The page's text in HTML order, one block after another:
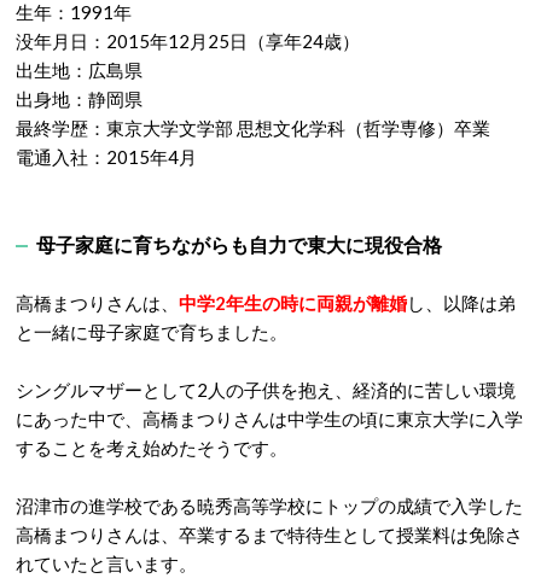
生年：1991年
没年月日：2015年12月25日（享年24歳）
出生地：広島県
出身地：静岡県
最終学歴：東京大学文学部 思想文化学科（哲学専修）卒業
電通入社：2015年4月
母子家庭に育ちながらも自力で東大に現役合格
高橋まつりさんは、 中学2年生の時に両親が離婚し、以降は弟
と一緒に母子家庭で育ちました。
シングルマザーとして2人の子供を抱え、経済的に苦しい環境
にあった中で、高橋まつりさんは中学生の頃に東京大学に入学
することを考え始めたそうです。
沼津市の進学校である暁秀高等学校にトップの成績で入学した
高橋まつりさんは、卒業するまで特待生として授業料は免除さ
れていたと言います。